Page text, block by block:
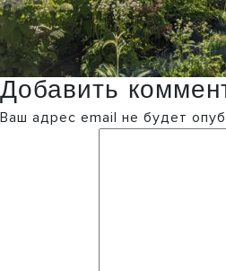
Добавить
Ваш адрес email не будет